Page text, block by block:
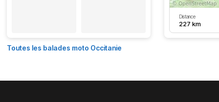
Distance
227 km
Toutes les balades moto Occitanie